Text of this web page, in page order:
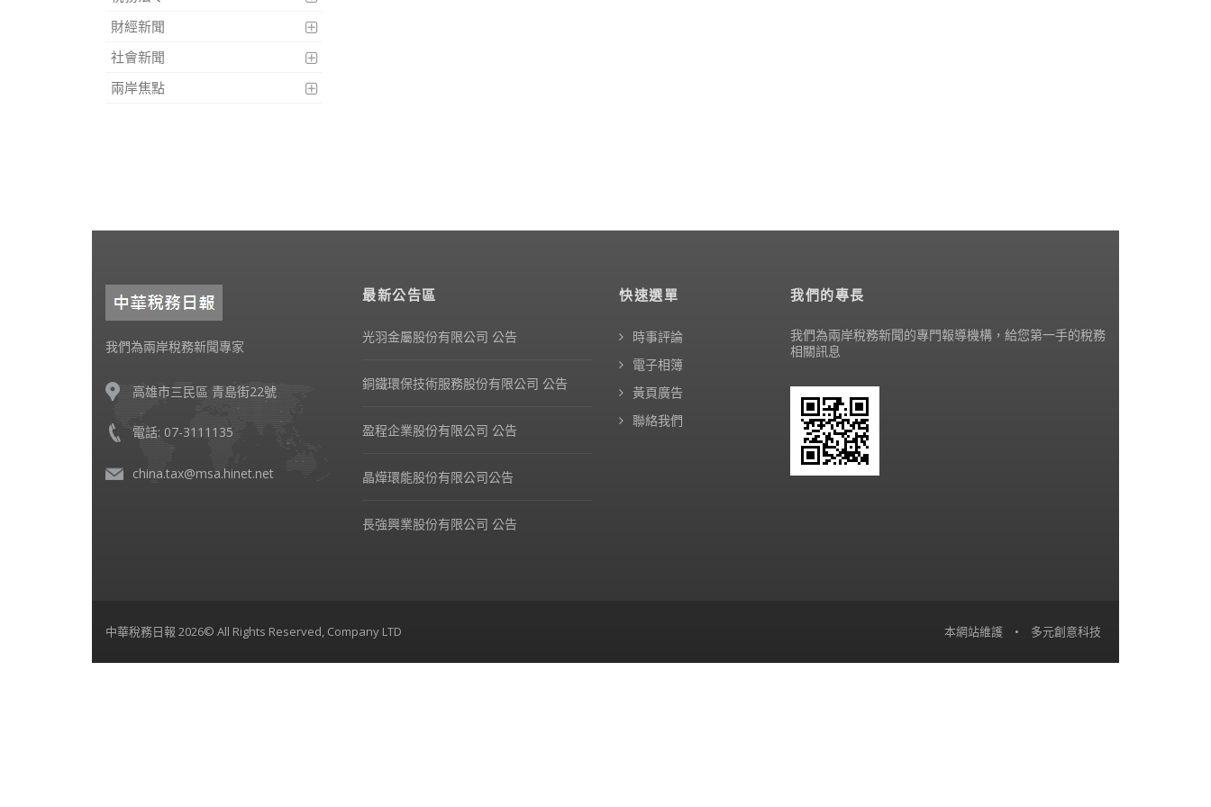
財經新聞
社會新聞
兩岸焦點
我們為兩岸稅務新聞專家
高雄市三民區 青島街22號
電話: 07-3111135
china.tax@msa.hinet.net
最新公告區
光羽金屬股份有限公司 公告
銅鐵環保技術服務股份有限公司 公告
盈程企業股份有限公司 公告
晶燁環能股份有限公司公告
長強興業股份有限公司 公告
快速選單
時事評論
電子相簿
黃頁廣告
聯絡我們
我們的專長
我們為兩岸稅務新聞的專門報導機構，給您第一手的稅務
相關訊息
本網站維護 • 多元創意科技
中華稅務日報 2026© All Rights Reserved, Company LTD